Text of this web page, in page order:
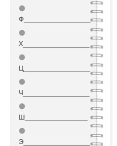
⚫
Ф_________________
⚫
Х_________________
⚫
Ц_________________
⚫
Ч_________________
⚫
Ш________________
⚫
Э_________________